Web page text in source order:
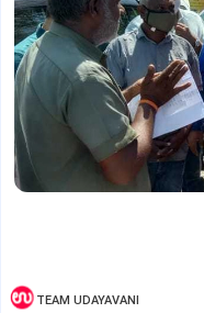
TEAM UDAYAVANI